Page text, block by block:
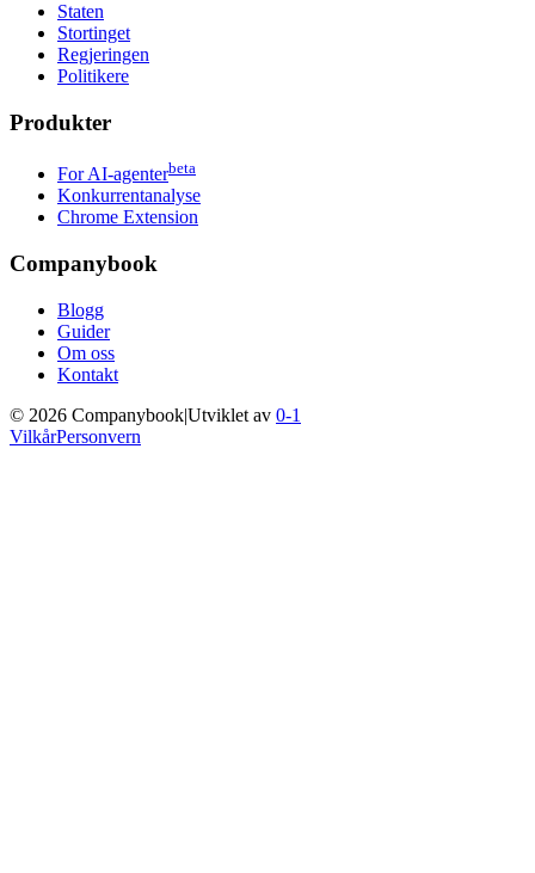
Staten
Stortinget
Regjeringen
Politikere
Produkter
For AI-agenterbeta
Konkurrentanalyse
Chrome Extension
Companybook
Blogg
Guider
Om oss
Kontakt
© 2026 Companybook|Utviklet av 0-1
VilkårPersonvern